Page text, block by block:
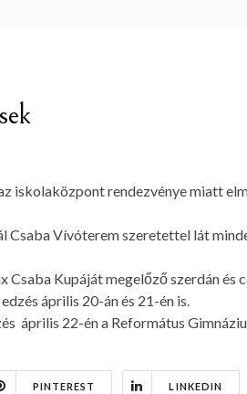
iskolaközpont rendezvénye miatt
Csaba Vívóterem szeretettel lát
Csaba Kupáját megelőző szerdán és
április 20-án és 21-én is.
április 22-én a Református
PINTEREST LINKEDIN